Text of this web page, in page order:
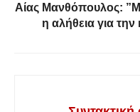
Αίας Μανθόπουλος:
η αλήθεια για